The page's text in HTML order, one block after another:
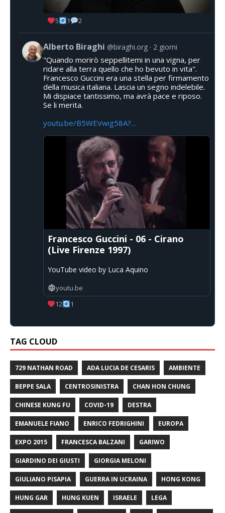
5 1 2
Alberto Biraghi @biraghi.org 2 giorni
"Quando morirò seppellitemi in una vigna, per
ridare alla terra quello che ho bevuto in vita".
Francesco Guccini era una stella per firmamento
della musica italiana. Lascia un segno indelebile.
Mi dispiace tantissimo, ma avrà pace e riposo.
Se li merita.
youtu.be/B5WEVwig58A?...
Francesco Guccini - 06 - Cirano
(Live Firenze 1997)
YouTube video by Luca Aquino
youtu.be
12
1
TAG CLOUD
729 NATHAN ROAD ADA LUCIA DE CESARIS AMBIENTE
BEPPE SALA CENTROSINISTRA CHAN HON CHUNG
CHINESE KUNG FU COVID-19 DESTRA
EMANUELE FIANO ENRICO FEDRIGHINI EUROPA
EXPO 2015 FRANCESCA BALZANI GARIWO
GIARDINO DEI GIUSTI GIORGIA MELONI
GIULIANO PISAPIA GUERRA IN UCRAINA HONG KONG
HUNG GAR HUNG KUEN ISRAELE LEGA